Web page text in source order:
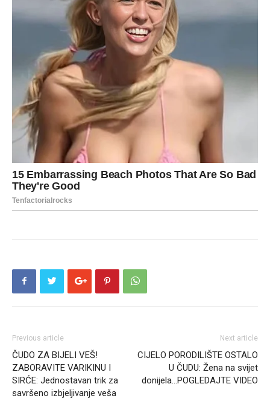
Previous article
ČUDO ZA BIJELI VEŠ!
ZABORAVITE VARIKINU I
SIRĆE: Jednostavan trik za
savršeno izbjeljivanje veša
Next article
CIJELO PORODILIŠTE OSTALO
U ČUDU: Žena na svijet
donijela…POGLEDAJTE VIDEO